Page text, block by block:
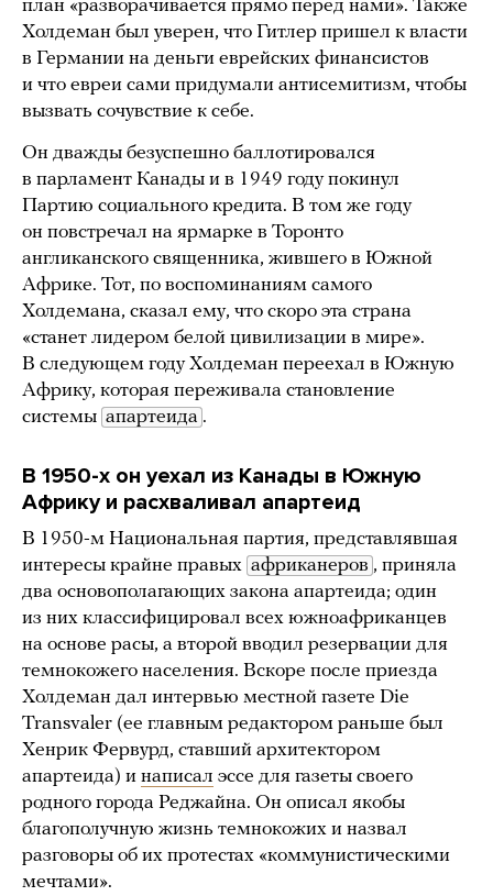
план «разворачивается прямо перед нами». Также
Холдеман был уверен, что Гитлер пришел к власти
в Германии на деньги еврейских финансистов
и что евреи сами придумали антисемитизм, чтобы
вызвать сочувствие к себе.
Он дважды безуспешно баллотировался
в парламент Канады и в 1949 году покинул
Партию социального кредита. В том же году
он повстречал на ярмарке в Торонто
англиканского священника, жившего в Южной
Африке. Тот, по воспоминаниям самого
Холдемана, сказал ему, что скоро эта страна
«станет лидером белой цивилизации в мире».
В следующем году Холдеман переехал в Южную
Африку, которая переживала становление
системы апартеида .
В 1950-х он уехал из Канады в Южную
Африку и расхваливал апартеид
В 1950-м Национальная партия, представлявшая
интересы крайне правых африканеров , приняла
два основополагающих закона апартеида; один
из них классифицировал всех южноафриканцев
на основе расы, а второй вводил резервации для
темнокожего населения. Вскоре после приезда
Холдеман дал интервью местной газете Die
Transvaler (ее главным редактором раньше был
Хенрик Фервурд, ставший архитектором
апартеида) и написал эссе для газеты своего
родного города Реджайна. Он описал якобы
благополучную жизнь темнокожих и назвал
разговоры об их протестах «коммунистическими
мечтами».